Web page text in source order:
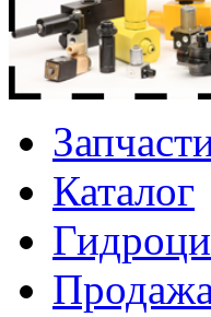
Каталог